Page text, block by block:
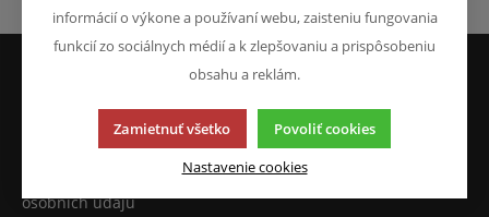
VŠETKO O NÁKUPE
Obchodné podmienky
osobních údajů
O SPOLOČNOSTI
O nás
Kontakty
informácií o výkone a používaní webu, zaisteniu fungovania
funkcií zo sociálnych médií a k zlepšovaniu a prispôsobeniu
obsahu a reklám.
Zamietnuť všetko Povoliť cookies
Nastavenie cookies